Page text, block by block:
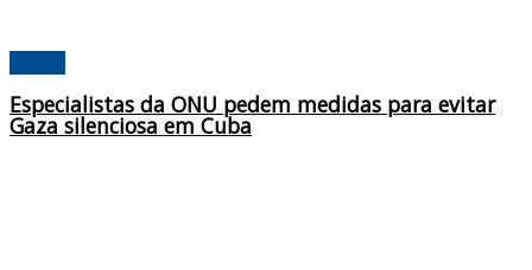
Especialistas da ONU pedem medidas para evitar
Gaza silenciosa em Cuba